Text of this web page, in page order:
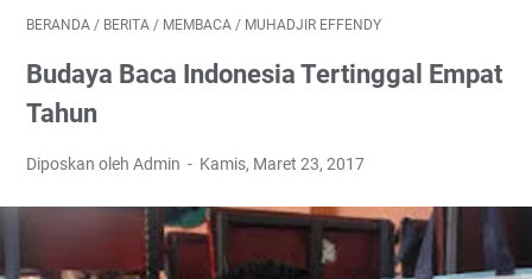
BERANDA / BERITA / MEMBACA / MUHADJIR EFFENDY
Budaya Baca Indonesia Tertinggal Empat
Tahun
Diposkan oleh Admin Kamis, Maret 23, 2017